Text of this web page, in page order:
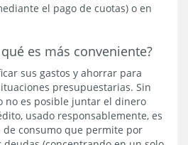
el pago de cuotas) o en
es más conveniente?
sus gastos y ahorrar para
presupuestarias. Sin
no es posible juntar el dinero
usado responsablemente, es
consumo que permite por